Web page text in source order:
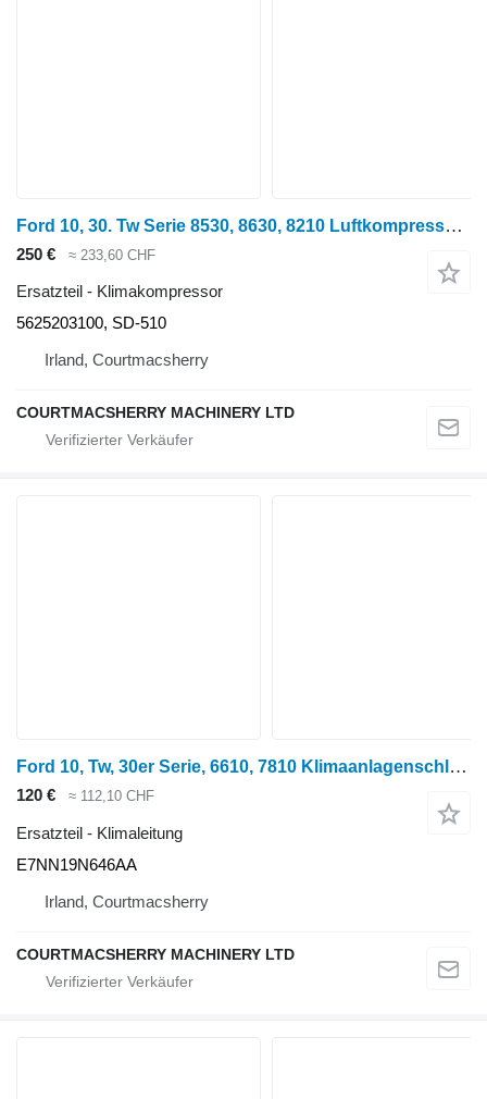
Ford 10, 30. Tw Serie 8530, 8630, 8210 Luftkompressor E8nn19d629aa 5625203100 Klimakompressor für Radtraktor
250 € ≈ 233,60 CHF
Ersatzteil - Klimakompressor
5625203100, SD-510
Irland, Courtmacsherry
COURTMACSHERRY MACHINERY LTD
Ford 10, Tw, 30er Serie, 6610, 7810 Klimaanlagenschlauch E7nn19n646aa, 83983200 E7NN19N646AA Klimaleitung für Radtraktor
120 € ≈ 112,10 CHF
Ersatzteil - Klimaleitung
E7NN19N646AA
Irland, Courtmacsherry
COURTMACSHERRY MACHINERY LTD